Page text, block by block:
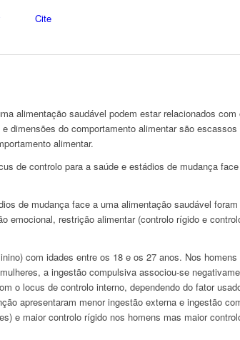
Cite
alimentação saudável podem estar relacionados
dimensões do comportamento alimentar são
alimentar.
de controlo para a saúde e estádios de mudança
de mudança face a uma alimentação saudável
emocional, restrição alimentar (controlo rígido e
com idades entre os 18 e os 27 anos. Nos
a ingestão compulsiva associou-se
o locus de controlo interno, dependendo do fator
apresentaram menor ingestão externa e ingestão
e maior controlo rígido nos homens mas maior